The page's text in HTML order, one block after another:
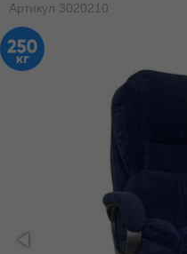
Артикул 3020210